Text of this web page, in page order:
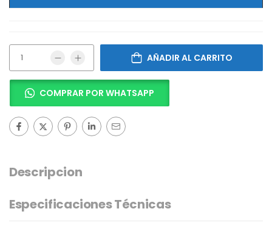
AÑADIR AL CARRITO
COMPRAR POR WHATSAPP
Descripcion
Especificaciones Técnicas